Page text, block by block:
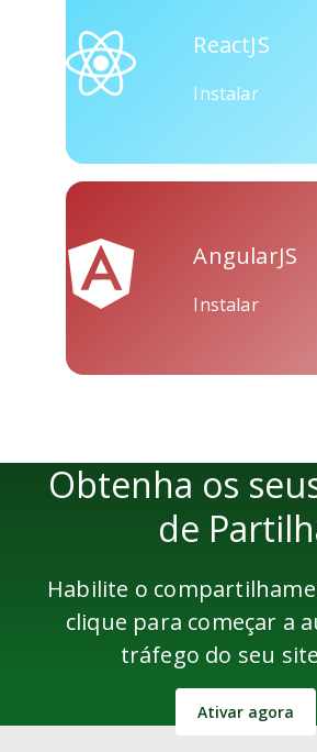
Skype
Mail
ReactJS
Instalar
AngularJS
Instalar
Obtenha os
de
Habilite o
clique para começar a
tráfego do seu
Ativar agora